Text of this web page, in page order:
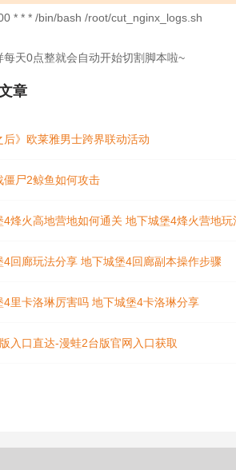
* * * /bin/bash /root/cut_nginx_logs.sh
每天0点整就会自动开始切割脚本啦~
章
后》欧莱雅男士跨界联动活动
僵尸2鲸鱼如何攻击
4烽火高地营地如何通关 地下城堡4烽火营地玩
4回廊玩法分享 地下城堡4回廊副本操作步骤
4里卡洛琳厉害吗 地下城堡4卡洛琳分享
入口直达-漫蛙2台版官网入口获取